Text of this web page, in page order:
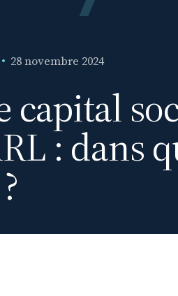
28 novembre 2024
capital
: dans